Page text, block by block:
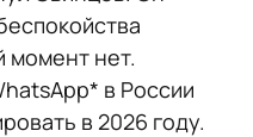
момент нет.
в России
в 2026 году.